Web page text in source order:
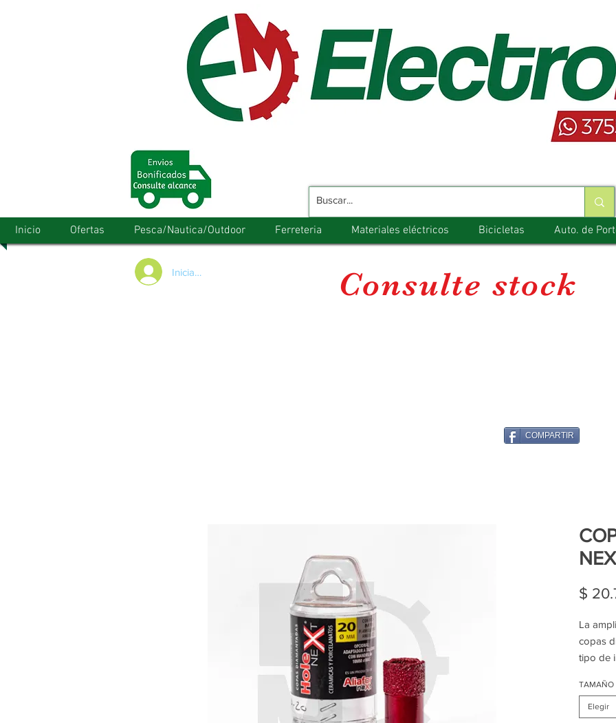
Inicio Ofertas Pesca/Nautica/Outdoor Ferreteria Materiales eléctricos Bicicletas Auto. de
Iniciar/Registrarse Consulte stock
$
La
copas
tipo de
agua,
La línea
TAMAÑO
Elegir
COMPARTIR